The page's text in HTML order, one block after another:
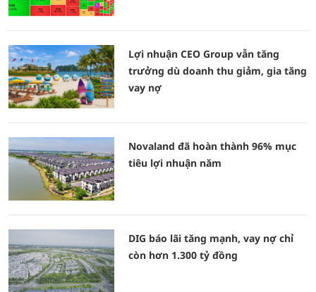
Lợi nhuận CEO Group vẫn tăng
trưởng dù doanh thu giảm, gia tăng
vay nợ
Novaland đã hoàn thành 96% mục
tiêu lợi nhuận năm
DIG báo lãi tăng mạnh, vay nợ chỉ
còn hơn 1.300 tỷ đồng